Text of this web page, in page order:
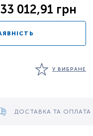
012,91 грн
У ВИБРАНЕ
ДОСТАВКА ТА ОПЛАТА